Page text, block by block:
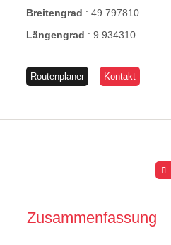
Breitengrad :49.797810
Längengrad :9.934310
Routenplaner Kontakt
Zusammenfassung